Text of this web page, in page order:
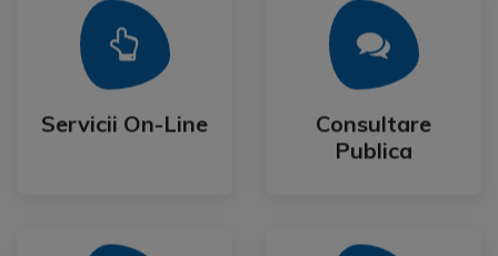
Servicii On-Line
Servicii On-Line
Mai Mult
Consultare
Publica
Consultare
Publica
Mai Mult